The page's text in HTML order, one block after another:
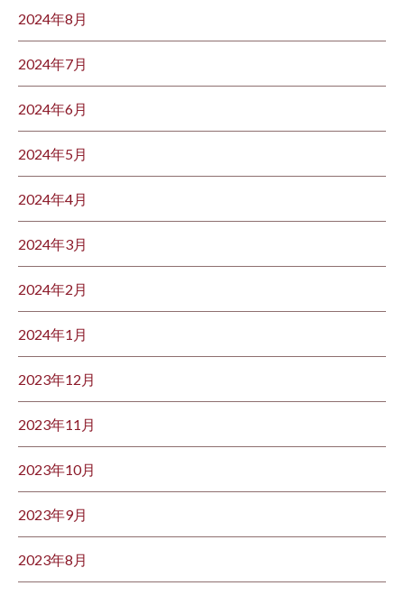
2024年8月
2024年7月
2024年6月
2024年5月
2024年4月
2024年3月
2024年2月
2024年1月
2023年12月
2023年11月
2023年10月
2023年9月
2023年8月